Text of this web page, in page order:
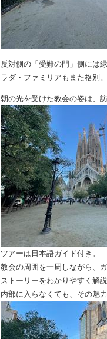
反対側の「受難の門」側には
ラダ・ファミリアもまた格別。
朝の光を受けた教会の姿は、
ツアーは日本語ガイド付き。
教会の周囲を一周しながら、
ストーリーをわかりやすく解説
内部に入らなくても、その魅